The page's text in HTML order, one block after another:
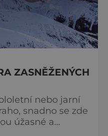
ZASNĚŽENÝCH
nebo jarní
snadno se zde
úžasné a